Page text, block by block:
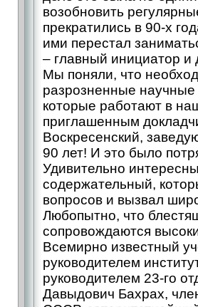
возобновить
прекратились в 90-х
ими перестал
– главный инициатор и
Мы поняли, что
разрозненные
которые работают в
приглашенным
Воскресенский,
90 лет! И это было
Удивительно
содержательный,
вопросов и вызвал
Любопытно, что
сопровождаются
Всемирно известный
руководителем
руководителем 23-го
Давыдович Бахрах,